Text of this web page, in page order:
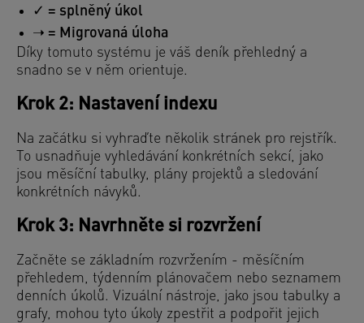
✓ = splněný úkol
➝ = Migrovaná úloha
Díky tomuto systému je váš deník přehledný a
snadno se v něm orientuje.
Krok 2: Nastavení indexu
Na začátku si vyhraďte několik stránek pro rejstřík.
To usnadňuje vyhledávání konkrétních sekcí, jako
jsou měsíční tabulky, plány projektů a sledování
konkrétních návyků.
Krok 3: Navrhněte si rozvržení
Začněte se základním rozvržením - měsíčním
přehledem, týdenním plánovačem nebo seznamem
denních úkolů. Vizuální nástroje, jako jsou tabulky a
grafy, mohou tyto úkoly zpestřit a podpořit jejich